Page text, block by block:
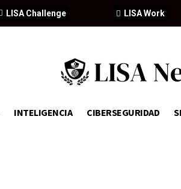
LISA Work
LISA Challenge
INTELIGENCIA CIBERSEGURIDAD